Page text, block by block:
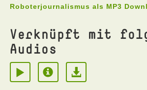
Roboterjournalismus als MP3
Verknüpft mit
Audios